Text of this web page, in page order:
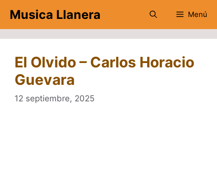
contenido
Musica Llanera Menú
El Olvido – Carlos Horacio
Guevara
12 septiembre, 2025